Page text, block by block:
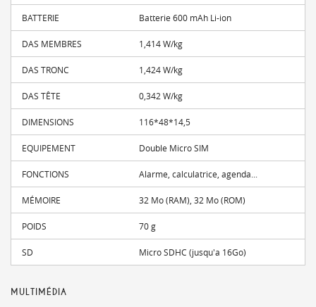
BATTERIE Batterie 600 mAh Li-ion
DAS MEMBRES 1,414 W/kg
DAS TRONC 1,424 W/kg
DAS TÊTE 0,342 W/kg
DIMENSIONS 116*48*14,5
EQUIPEMENT Double Micro SIM
FONCTIONS Alarme, calculatrice, agenda...
MÉMOIRE 32 Mo (RAM), 32 Mo (ROM)
POIDS 70 g
SD Micro SDHC (jusqu'a 16Go)
MULTIMÉDIA